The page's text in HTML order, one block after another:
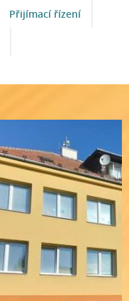
Přijímací řízení